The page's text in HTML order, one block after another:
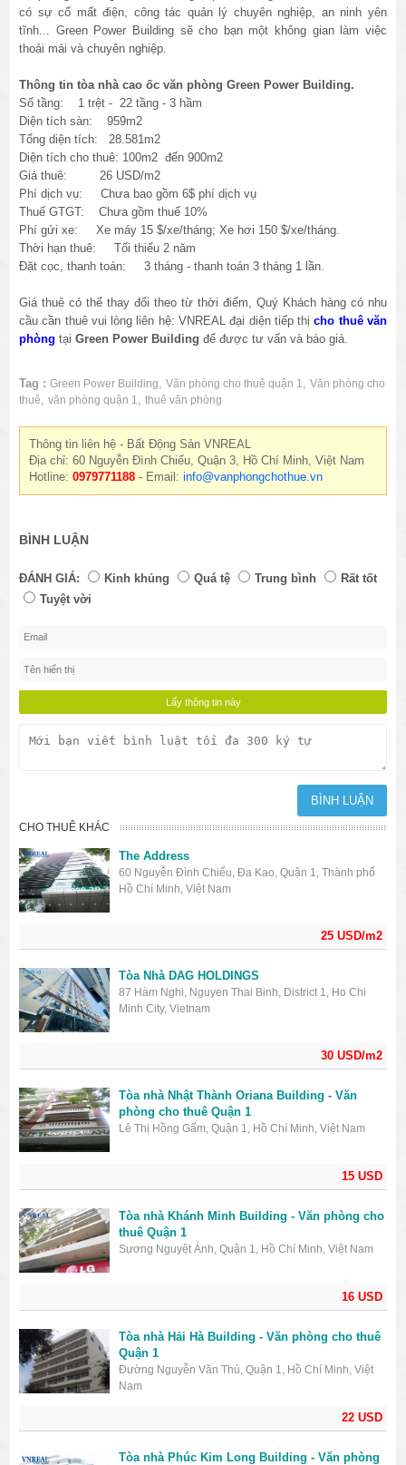
có sự cố mất điện, công tác quản lý chuyên nghiệp, an ninh yên
tĩnh... Green Power Building sẽ cho bạn một không gian làm việc
thoải mái và chuyên nghiệp.
Thông tin tòa nhà cao ốc văn phòng Green Power Building.
Số tầng: 1 trệt - 22 tầng - 3 hầm
Diện tích sàn: 959m2
Tổng diện tích: 28.581m2
Diện tích cho thuê: 100m2 đến 900m2
Giá thuê: 26 USD/m2
Phí dịch vụ: Chưa bao gồm 6$ phí dịch vụ
Thuế GTGT: Chưa gồm thuế 10%
Phí gửi xe: Xe máy 15 $/xe/tháng; Xe hơi 150 $/xe/tháng.
Thời hạn thuê: Tối thiểu 2 năm
Đặt cọc, thanh toán: 3 tháng - thanh toán 3 tháng 1 lần.
Giá thuê có thể thay đổi theo từ thời điểm, Quý Khách hàng có nhu
cầu cần thuê vui lòng liên hệ: VNREAL đại diện tiếp thịcho thuê văn
phòngtạiGreen Power Buildingđể được tư vấn và báo giá.
Tag : Green Power Building ,Văn phòng cho thuê quận 1 ,Văn phòng cho
thuê
,văn phòng quận 1 ,thuê văn phòng
Thông tin liên hệ - Bất Động Sản VNREAL
Địa chỉ: 60 Nguyễn Đình Chiểu, Quận 3, Hồ Chí Minh, Việt Nam
Hotline:0979771188 - Email:info@vanphongchothue.vn
BÌNH LUẬN
ĐÁNH GIÁ: Kinh khủng Quá tệ Trung bình
Rất tốt
Tuyệt vời
CHO THUÊ KHÁC
25 USD/m2
The Address
60 Nguyễn Đình Chiểu, Đa Kao, Quận 1, Thành phố
Hồ Chí Minh, Việt Nam
30 USD/m2
Tòa Nhà DAG HOLDINGS
87 Hàm Nghi, Nguyen Thai Binh, District 1, Ho Chi
Minh City, Vietnam
15 USD
Tòa nhà Nhật Thành Oriana Building - Văn
phòng cho thuê Quận 1
Lê Thị Hồng Gấm, Quận 1, Hồ Chí Minh, Việt Nam
16 USD
Tòa nhà Khánh Minh Building - Văn phòng cho
thuê Quận 1
Sương Nguyệt Ánh, Quận 1, Hồ Chí Minh, Việt Nam
22 USD
Tòa nhà Hải Hà Building - Văn phòng cho thuê
Quận 1
Đường Nguyễn Văn Thủ, Quận 1, Hồ Chí Minh, Việt
Nam
Tòa nhà Phúc Kim Long Building - Văn phòng